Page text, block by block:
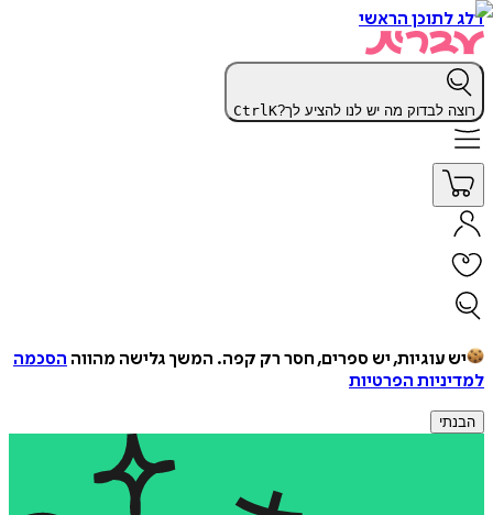
דלג לתוכן הראשי
רוצה לבדוק מה יש לנו להציע לך? CtrlK
יש עוגיות, יש ספרים, חסר רק קפה. המשך גלישה מהווה הסכמה
למדיניות הפרטיות
הבנתי